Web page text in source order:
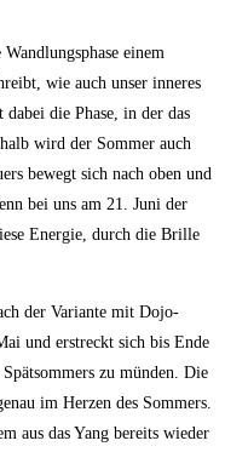
einem
wie auch unser inneres
die Phase, in der das
wird der Sommer auch
bewegt sich nach oben und
bei uns am 21. Juni der
Energie, durch die Brille
der Variante mit Dojo-
und erstreckt sich bis Ende
zu münden. Die
im Herzen des Sommers.
aus das Yang bereits wieder